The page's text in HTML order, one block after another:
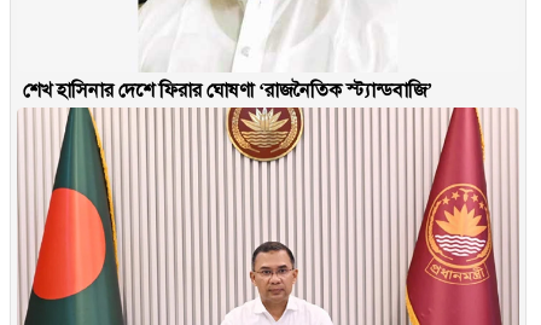
শেখ হাসিনার দেশে ফিরার ঘোষণা ‘রাজনৈতিক স্ট্যান্ডবাজি’